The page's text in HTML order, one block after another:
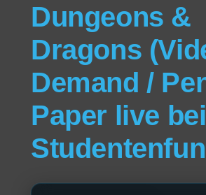
Dungeons &
Dragons
Demand /
Paper live